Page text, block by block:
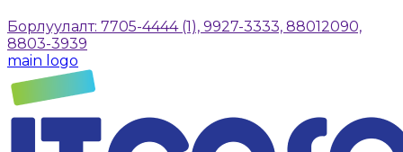
Борлуулалт: 7705-4444 (1), 9927-3333, 88012090,
8803-3939
main logo